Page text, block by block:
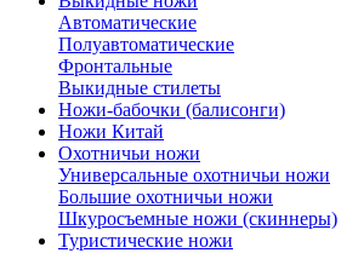
Автоматические
Полуавтоматические
Фронтальные
Выкидные стилеты
Ножи-бабочки (балисонги)
Ножи Китай
Охотничьи ножи
Универсальные охотничьи ножи
Большие охотничьи ножи
Шкуросъемные ножи (скиннеры)
Туристические ножи